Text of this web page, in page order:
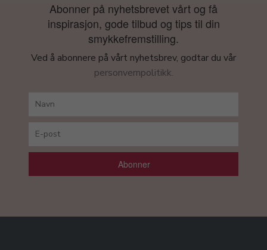
Abonner på nyhetsbrevet vårt og få
inspirasjon, gode tilbud og tips til din
smykkefremstilling.
Ved å abonnere på vårt nyhetsbrev, godtar du vår
personvernpolitikk.
Abonner